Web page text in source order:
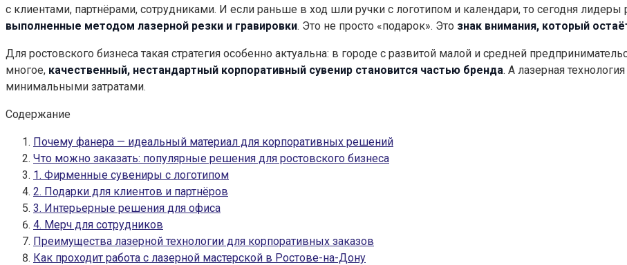
с клиентами, партнёрами, сотрудниками. И если раньше в ход шли ручки с логотипом и календари, то сегодня
выполненные методом лазерной резки и гравировки. Это не просто «подарок». Это знак внимания, который
Для ростовского бизнеса такая стратегия особенно актуальна: в городе с развитой малой и средней
многое, качественный, нестандартный корпоративный сувенир становится частью бренда. А лазерная
минимальными затратами.
Содержание
Почему фанера — идеальный материал для корпоративных решений
Что можно заказать: популярные решения для ростовского бизнеса
1. Фирменные сувениры с логотипом
2. Подарки для клиентов и партнёров
3. Интерьерные решения для офиса
4. Мерч для сотрудников
Преимущества лазерной технологии для корпоративных заказов
Как проходит работа с лазерной мастерской в Ростове-на-Дону